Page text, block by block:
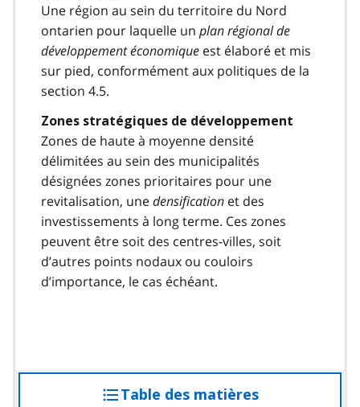
Une région au sein du territoire du Nord
ontarien pour laquelle un plan régional de
développement économique est élaboré et mis
sur pied, conformément aux politiques de la
section 4.5.
Zones stratégiques de développement
Zones de haute à moyenne densité
délimitées au sein des municipalités
désignées zones prioritaires pour une
revitalisation, unedensification et des
investissements à long terme. Ces zones
peuvent être soit des centres-villes, soit
d’autres points nodaux ou couloirs
d’importance, le cas échéant.
Table des matières